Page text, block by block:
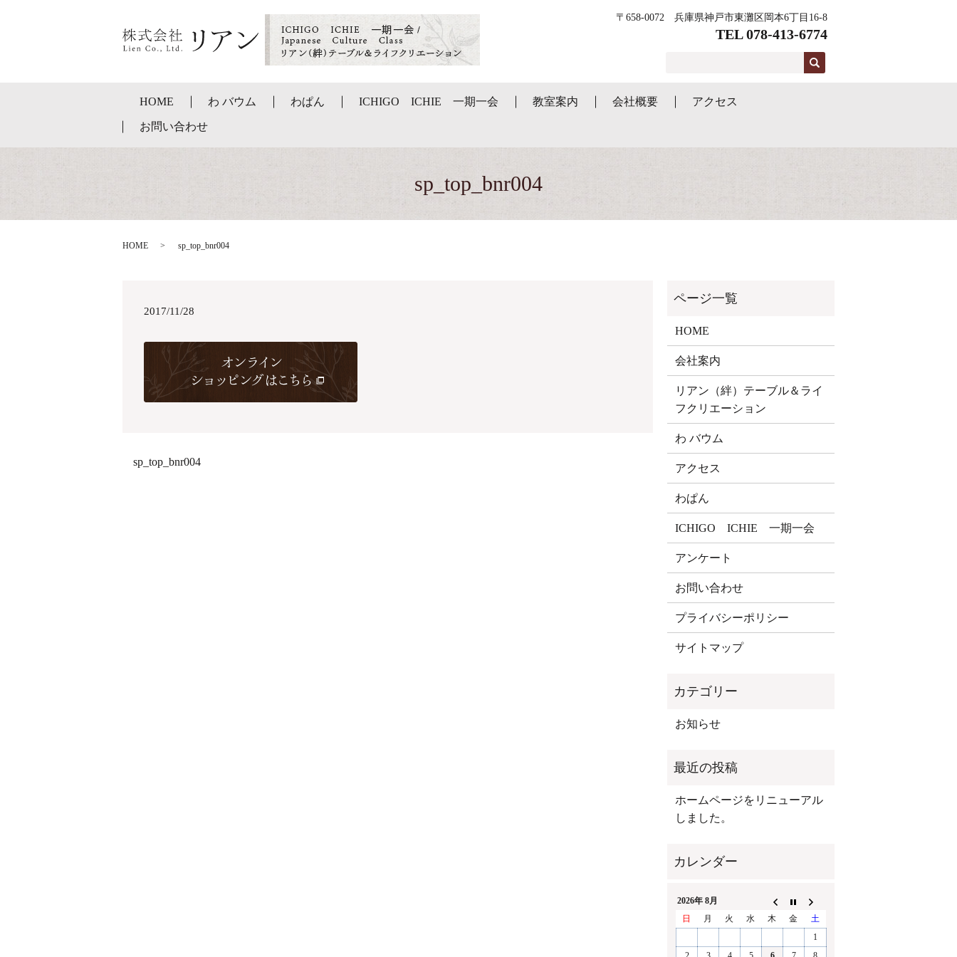
〒658-0072 兵庫県神戸市東灘区岡本6丁目16-8
TEL 078-413-6774
HOME わ バウム わぱん ICHIGO ICHIE 一期一会 教室案内 会社概要 アクセス
お問い合わせ
sp_top_bnr004
HOME sp_top_bnr004
2017/11/28
sp_top_bnr004
HOME
会社案内
リアン（絆）テーブル＆ライ
フクリエーション
わ バウム
アクセス
わぱん
ICHIGO ICHIE 一期一会
アンケート
お問い合わせ
プライバシーポリシー
サイトマップ
お知らせ
ホームページをリニューアル
しました。
2026年 8月
日
月 火 水 木 金
土
1